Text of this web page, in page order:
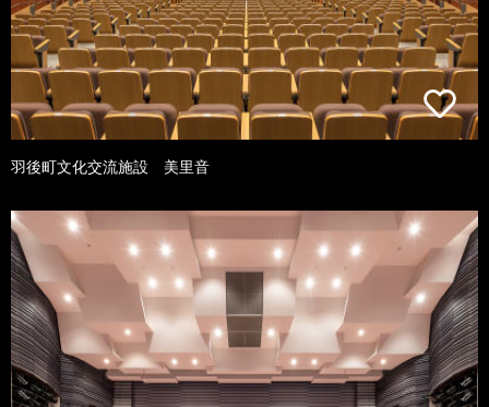
羽後町文化交流施設 美里音